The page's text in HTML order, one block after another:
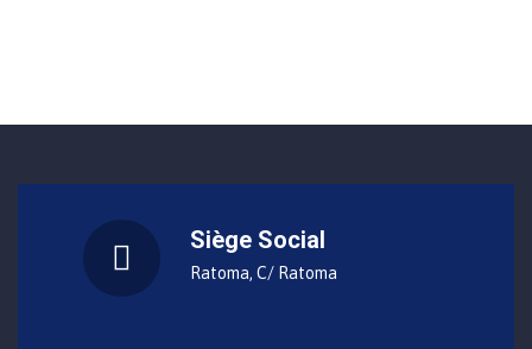
Siège Social
Ratoma, C/ Ratoma